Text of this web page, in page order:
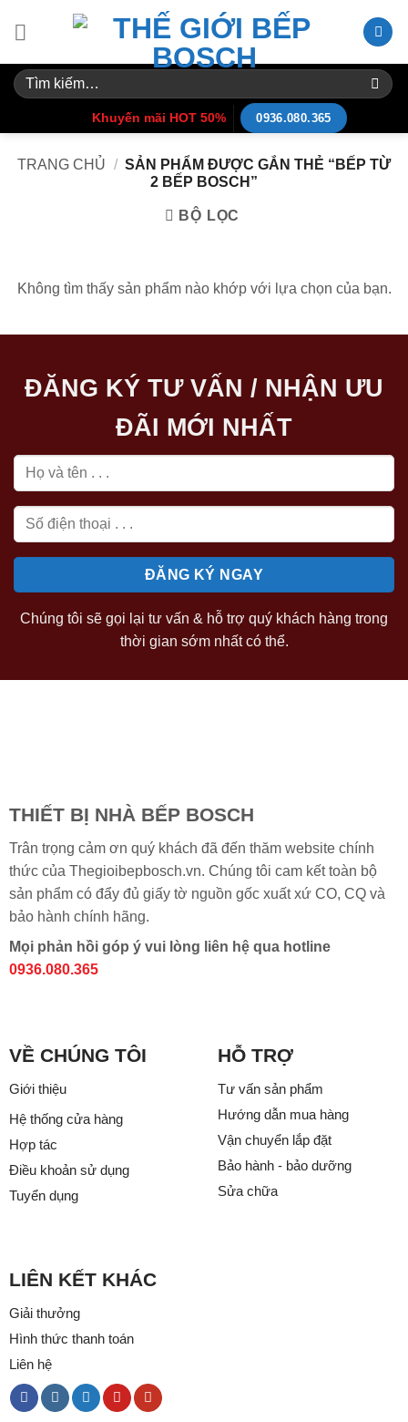
Tìm
kiếm:
Khuyến mãi HOT 50% 0936.080.365
TRANG CHỦ / SẢN PHẨM ĐƯỢC GẮN THẺ “BẾP TỪ
2 BẾP BOSCH”
BỘ LỌC
Không tìm thấy sản phẩm nào khớp với lựa chọn của bạn.
ĐĂNG KÝ TƯ VẤN / NHẬN ƯU
ĐÃI MỚI NHẤT
Chúng tôi sẽ gọi lại tư vấn & hỗ trợ quý khách hàng trong
thời gian sớm nhất có thể.
THIẾT BỊ NHÀ BẾP BOSCH
Trân trọng cảm ơn quý khách đã đến thăm website chính
thức của Thegioibepbosch.vn. Chúng tôi cam kết toàn bộ
sản phẩm có đẩy đủ giấy tờ nguồn gốc xuất xứ CO, CQ và
bảo hành chính hãng.
Mọi phản hồi góp ý vui lòng liên hệ qua hotline
0936.080.365
VỀ CHÚNG TÔI
Giới thiệu
Hệ thống cửa hàng
Hợp tác
Điều khoản sử dụng
Tuyển dụng
HỖ TRỢ
Tư vấn sản phẩm
Hướng dẫn mua hàng
Vận chuyển lắp đặt
Bảo hành - bảo dưỡng
Sửa chữa
LIÊN KẾT KHÁC
Giải thưởng
Hình thức thanh toán
Liên hệ